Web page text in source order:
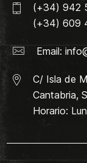
(+34) 942
(+34) 609
Email:
C/ Isla de
Cantabria,
Horario: